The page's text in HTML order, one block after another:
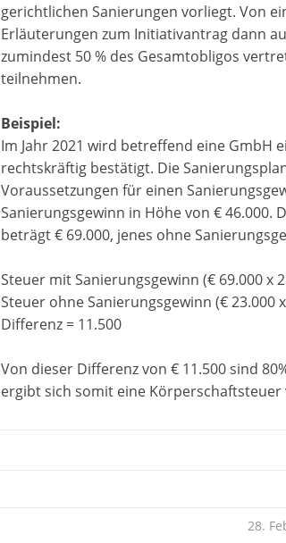
gerichtlichen Sanierungen vorliegt. Von
Erläuterungen zum Initiativantrag dann
zumindest 50 % des Gesamtobligos
teilnehmen.
Beispiel:
Im Jahr 2021 wird betreffend eine GmbH
rechtskräftig bestätigt. Die
Voraussetzungen für einen
Sanierungsgewinn in Höhe von € 46.000.
beträgt € 69.000, jenes ohne
Steuer mit Sanierungsgewinn (€ 69.000 x
Steuer ohne Sanierungsgewinn (€ 23.000
Differenz = 11.500
Von dieser Differenz von € 11.500 sind
ergibt sich somit eine Körperschaftsteuer
28.